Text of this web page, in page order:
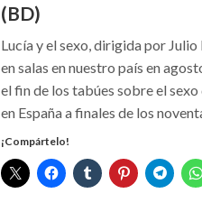
(BD)
Lucía y el sexo, dirigida por
en salas en nuestro país en
el fin de los tabúes sobre el
en España a finales de los
¡Compártelo!